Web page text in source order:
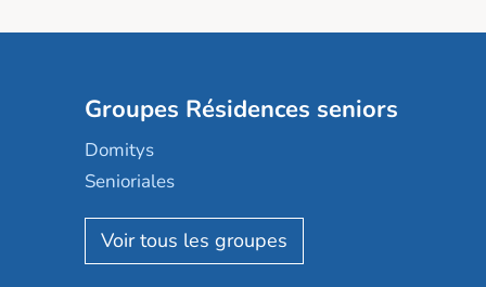
Groupes Résidences seniors
Domitys
Senioriales
Nohée
Les Résidentiels